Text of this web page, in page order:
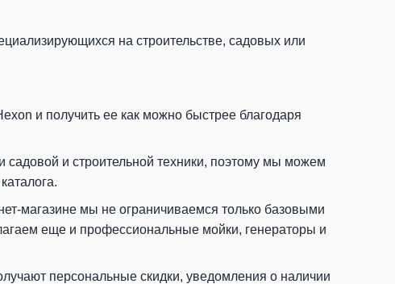
на строительстве, садовых или
и получить ее как можно быстрее благодаря
и строительной техники, поэтому мы можем
магазине мы не ограничиваемся только базовыми
еще и профессиональные мойки, генераторы и
персональные скидки, уведомления о наличии